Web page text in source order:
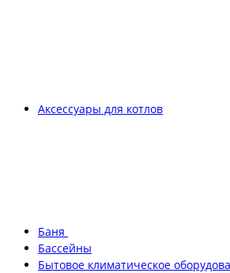
Аксессуары для котлов
Баня
Бассейны
Бытовое климатическое